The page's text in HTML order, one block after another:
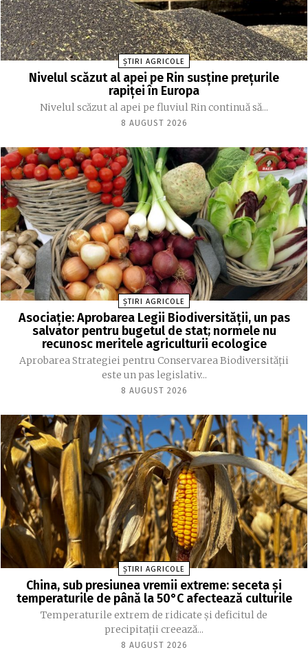
ȘTIRI AGRICOLE
Nivelul scăzut al apei pe Rin susține prețurile
rapiței în Europa
Nivelul scăzut al apei pe fluviul Rin continuă să...
8 AUGUST 2026
ȘTIRI AGRICOLE
Asociație: Aprobarea Legii Biodiversității, un pas
salvator pentru bugetul de stat; normele nu
recunosc meritele agriculturii ecologice
Aprobarea Strategiei pentru Conservarea Biodiversității
este un pas legislativ...
8 AUGUST 2026
ȘTIRI AGRICOLE
China, sub presiunea vremii extreme: seceta și
temperaturile de până la 50°C afectează culturile
Temperaturile extrem de ridicate și deficitul de
precipitații creează...
8 AUGUST 2026